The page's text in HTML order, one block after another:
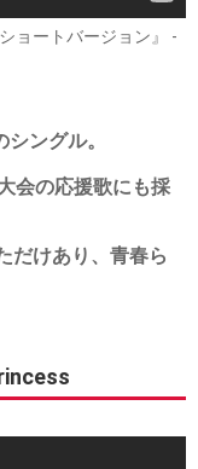
ョートバージョン』 -
ングル。
会の応援歌にも採
だけあり、青春ら